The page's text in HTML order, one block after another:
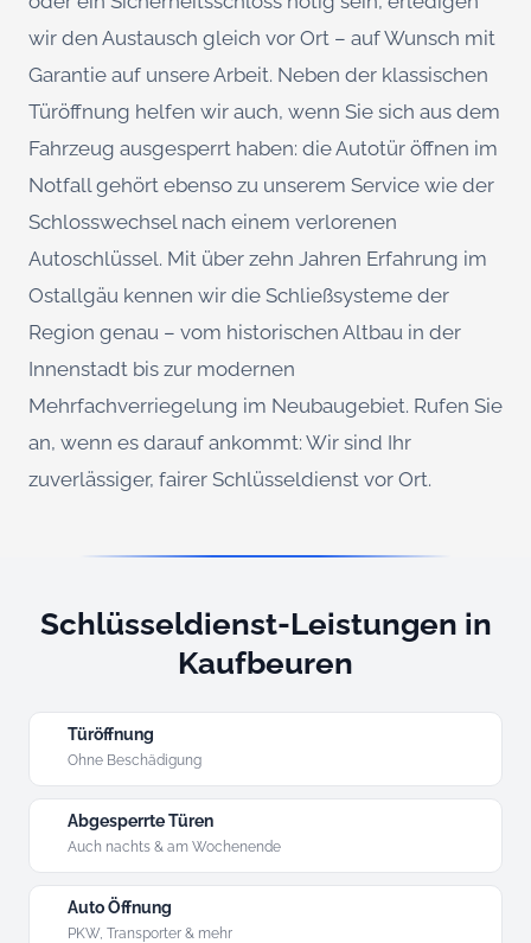
wir den Austausch gleich vor Ort – auf Wunsch mit
Garantie auf unsere Arbeit. Neben der klassischen
Türöffnung helfen wir auch, wenn Sie sich aus dem
Fahrzeug ausgesperrt haben: die Autotür öffnen im
Notfall gehört ebenso zu unserem Service wie der
Schlosswechsel nach einem verlorenen
Autoschlüssel. Mit über zehn Jahren Erfahrung im
Ostallgäu kennen wir die Schließsysteme der
Region genau – vom historischen Altbau in der
Innenstadt bis zur modernen
Mehrfachverriegelung im Neubaugebiet. Rufen Sie
an, wenn es darauf ankommt: Wir sind Ihr
zuverlässiger, fairer Schlüsseldienst vor Ort.
Schlüsseldienst-Leistungen in
Kaufbeuren
Türöffnung
Ohne Beschädigung
Abgesperrte Türen
Auch nachts & am Wochenende
Auto Öffnung
PKW, Transporter & mehr